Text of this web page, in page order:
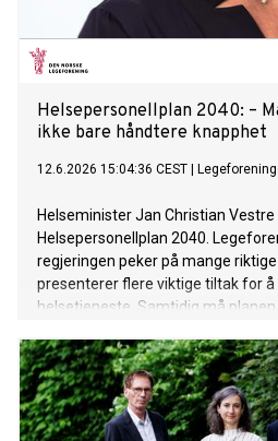
Helsepersonellplan 2040: –
ikke bare håndtere knapphet
12.6.2026 15:04:36 CEST
Helseminister Jan Christian
Helsepersonellplan 2040.
regjeringen peker på mange
presenterer flere viktige tiltak for
helsetjeneste. Samtidig må
kapasitet.